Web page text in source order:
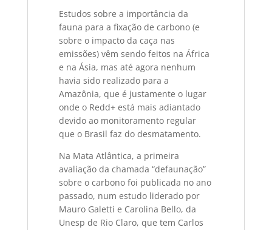
Estudos sobre a importância da
fauna para a fixação de carbono (e
sobre o impacto da caça nas
emissões) vêm sendo feitos na África
e na Ásia, mas até agora nenhum
havia sido realizado para a
Amazônia, que é justamente o lugar
onde o Redd+ está mais adiantado
devido ao monitoramento regular
que o Brasil faz do desmatamento.
Na Mata Atlântica, a primeira
avaliação da chamada “defaunação”
sobre o carbono foi publicada no ano
passado, num estudo liderado por
Mauro Galetti e Carolina Bello, da
Unesp de Rio Claro, que tem Carlos